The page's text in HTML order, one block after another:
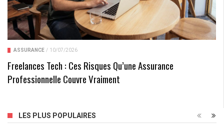
ASSURANCE / 10/07/2026
Freelances Tech : Ces Risques Qu’une Assurance
Professionnelle Couvre Vraiment
LES PLUS POPULAIRES